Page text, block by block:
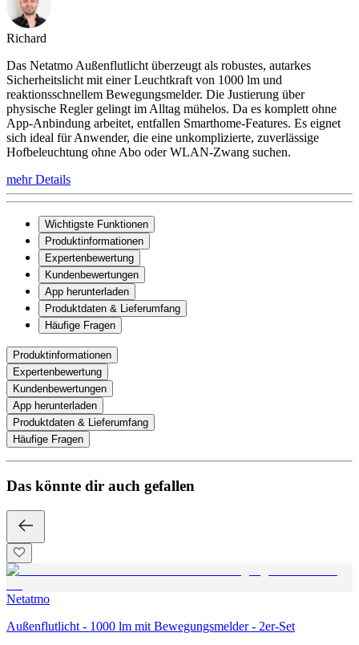
Richard
Das Netatmo Außenflutlicht überzeugt als robustes, autarkes
Sicherheitslicht mit einer Leuchtkraft von 1000 lm und
reaktionsschnellem Bewegungsmelder. Die Justierung über
physische Regler gelingt im Alltag mühelos. Da es komplett ohne
App-Anbindung arbeitet, entfallen Smarthome-Features. Es eignet
sich ideal für Anwender, die eine unkomplizierte, zuverlässige
Hofbeleuchtung ohne Abo oder WLAN-Zwang suchen.
mehr Details
Wichtigste Funktionen
Produktinformationen
Expertenbewertung
Kundenbewertungen
App herunterladen
Produktdaten & Lieferumfang
Häufige Fragen
Produktinformationen
Expertenbewertung
Kundenbewertungen
App herunterladen
Produktdaten & Lieferumfang
Häufige Fragen
Das könnte dir auch gefallen
Netatmo
Außenflutlicht - 1000 lm mit Bewegungsmelder - 2er-Set